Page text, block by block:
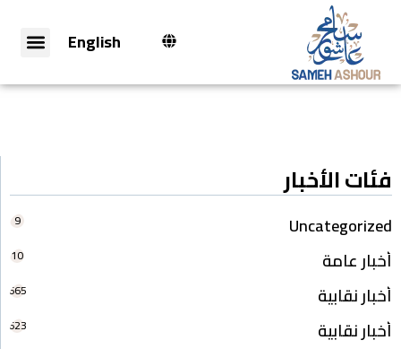
English
فئات الأخبار
Uncategorized
9
أخبار عامة 10
أخبار نقابية 665
أخبار نقابية 623